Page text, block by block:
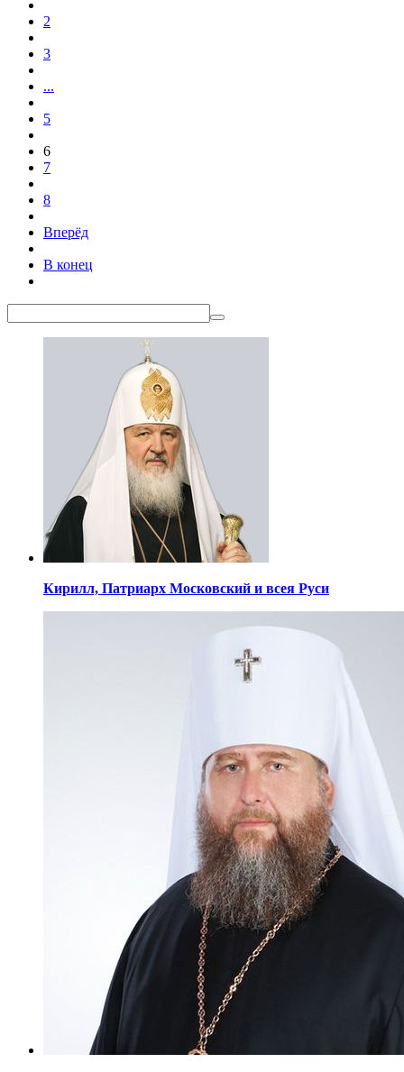
2
3
...
5
6
7
8
Вперёд
В конец
Кирилл, Патриарх Московский и всея Руси